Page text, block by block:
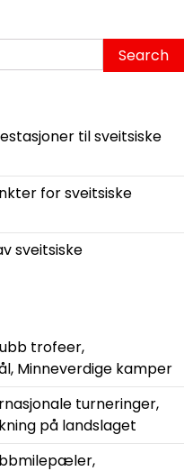
til sveitsiske
for sveitsiske
sveitsiske
trofeer,
Minneverdige kamper
turneringer,
på landslaget